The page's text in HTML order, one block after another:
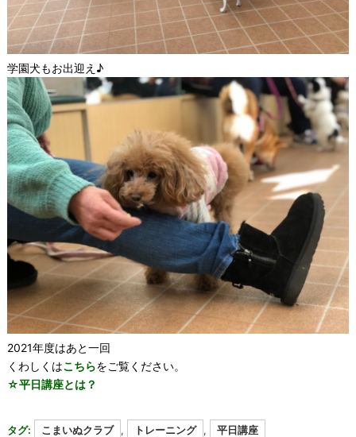
学園犬もお出迎え♪
2021年度はあと一回
くわしくはこちらをご覧ください。
☆平日講座とは？
タグ: こまいぬクラブ , トレーニング , 平日講座